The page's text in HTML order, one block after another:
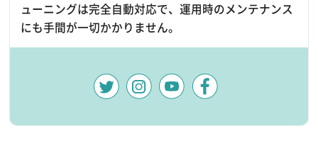
ューニングは完全自動対応で、運用時のメンテナンス
にも手間が一切かかりません。